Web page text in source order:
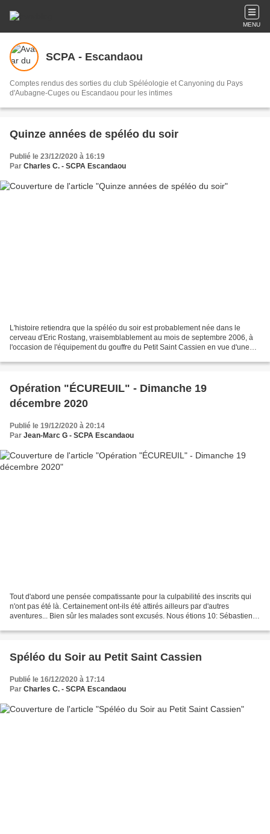
MENU
SCPA - Escandaou
Comptes rendus des sorties du club Spéléologie et Canyoning du Pays
d'Aubagne-Cuges ou Escandaou pour les intimes
Quinze années de spéléo du soir
Publié le 23/12/2020 à 16:19
Par Charles C. - SCPA Escandaou
L'histoire retiendra que la spéléo du soir est probablement née dans le
cerveau d'Eric Rostang, vraisemblablement au mois de septembre 2006, à
l'occasion de l'équipement du gouffre du Petit Saint Cassien en vue d'une
Opération "ÉCUREUIL" - Dimanche 19
décembre 2020
Publié le 19/12/2020 à 20:14
Par Jean-Marc G - SCPA Escandaou
Tout d'abord une pensée compatissante pour la culpabilité des inscrits qui
n'ont pas été là. Certainement ont-ils été attirés ailleurs par d'autres
aventures... Bien sûr les malades sont excusés. Nous étions 10: Sébastien V,
Spéléo du Soir au Petit Saint Cassien
Publié le 16/12/2020 à 17:14
Par Charles C. - SCPA Escandaou